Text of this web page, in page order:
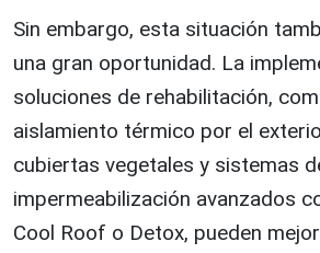
Sin embargo, esta situación
una gran oportunidad. La
soluciones de rehabilitación,
aislamiento térmico por el
cubiertas vegetales y sistemas
impermeabilización avanzados
Cool Roof o Detox, pueden